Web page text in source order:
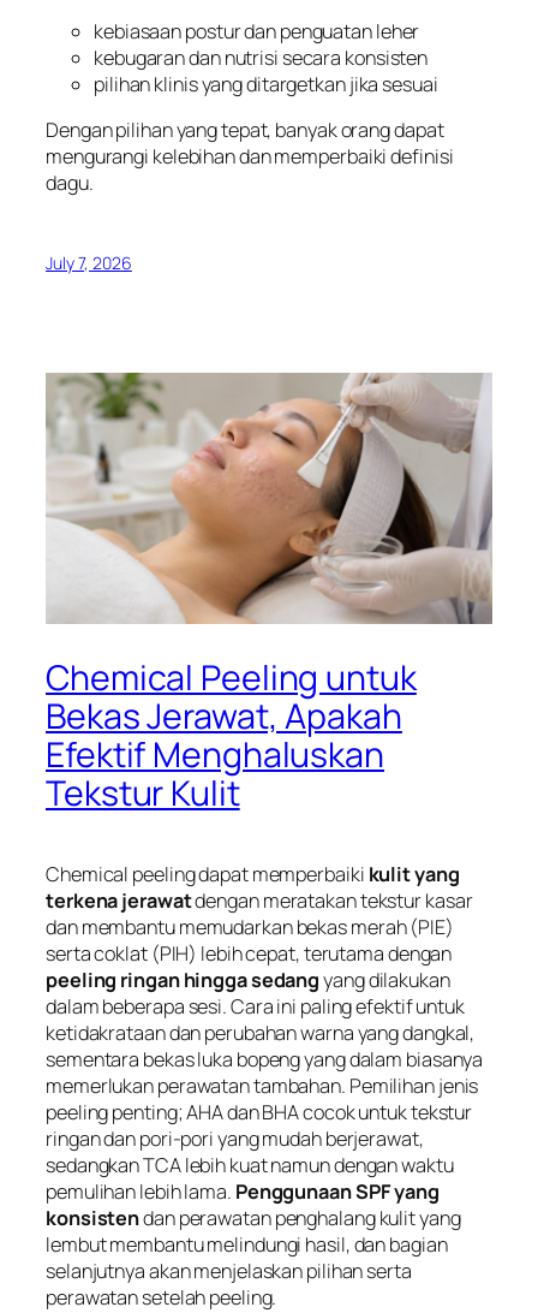
kebiasaan postur dan penguatan leher
kebugaran dan nutrisi secara konsisten
pilihan klinis yang ditargetkan jika sesuai
Dengan pilihan yang tepat, banyak orang dapat
mengurangi kelebihan dan memperbaiki definisi
dagu.
July 7, 2026
Chemical Peeling untuk
Bekas Jerawat, Apakah
Efektif Menghaluskan
Tekstur Kulit
Chemical peeling dapat memperbaiki kulit yang
terkena jerawatdengan meratakan tekstur kasar
dan membantu memudarkan bekas merah (PIE)
serta coklat (PIH) lebih cepat, terutama dengan
peeling ringan hingga sedangyang dilakukan
dalam beberapa sesi. Cara ini paling efektif untuk
ketidakrataan dan perubahan warna yang dangkal,
sementara bekas luka bopeng yang dalam biasanya
memerlukan perawatan tambahan. Pemilihan jenis
peeling penting; AHA dan BHA cocok untuk tekstur
ringan dan pori-pori yang mudah berjerawat,
sedangkan TCA lebih kuat namun dengan waktu
pemulihan lebih lama. Penggunaan SPF yang
konsistendan perawatan penghalang kulit yang
lembut membantu melindungi hasil, dan bagian
selanjutnya akan menjelaskan pilihan serta
perawatan setelah peeling.